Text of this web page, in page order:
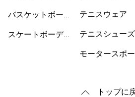
バスケットボール
スケートボーディ
テニスウェア
テニスシューズ
モータースポー
トップに